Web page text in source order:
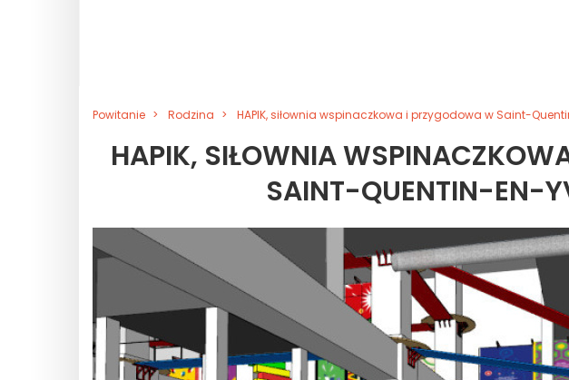
Powitanie Rodzina HAPIK, siłownia wspinaczkowa i przygodowa w Saint-
HAPIK, SIŁOWNIA
SAINT-QUENTIN-EN-